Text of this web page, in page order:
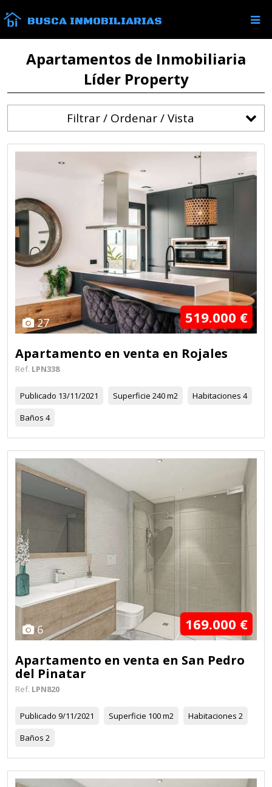
BUSCA INMOBILIARIAS
Apartamentos de Inmobiliaria
Líder Property
Filtrar / Ordenar / Vista
27 519.000 €
Apartamento en venta en Rojales
Ref. LPN338
Publicado 13/11/2021 Superficie 240 m2 Habitaciones 4
Baños 4
6 169.000 €
Apartamento en venta en San Pedro
del Pinatar
Ref. LPN820
Publicado 9/11/2021 Superficie 100 m2 Habitaciones 2
Baños 2